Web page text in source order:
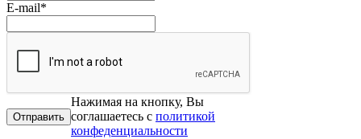
E-mail*
Нажимая на кнопку, Вы
соглашаетесь с политикой
конфеденциальности